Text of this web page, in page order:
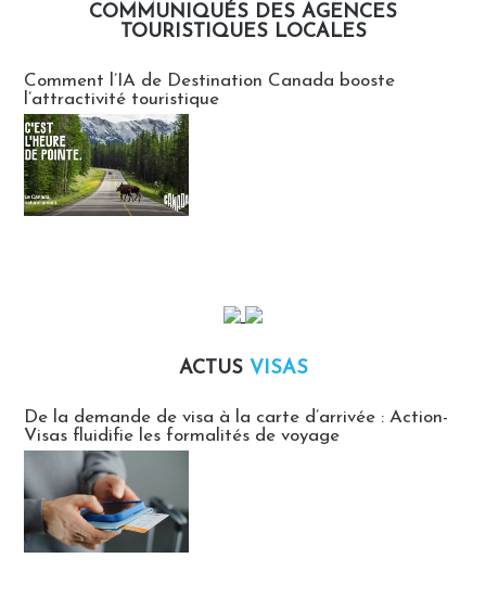
COMMUNIQUÉS DES AGENCES
TOURISTIQUES LOCALES
Comment l’IA de Destination Canada booste
l’attractivité touristique
ACTUS VISAS
De la demande de visa à la carte d’arrivée : Action-
Visas fluidifie les formalités de voyage